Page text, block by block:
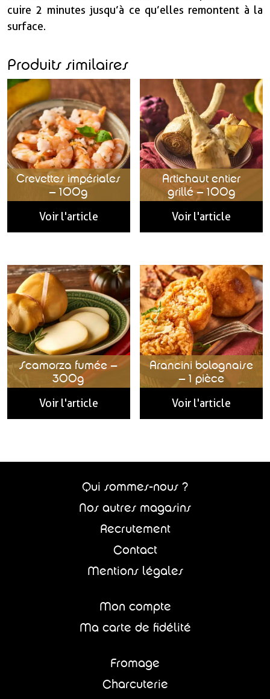
cuire 2 minutes jusqu’à ce qu’elles remontent à la
surface.
Produits similaires
Crevettes impériales
– 100g
Voir l'article
Artichaut entier
grillé – 100g
Voir l'article
Scamorza fumée –
300g
Voir l'article
Arancini bolognaise
– 1 pièce
Voir l'article
Qui sommes-nous ?
Nos autres magasins
Recrutement
Contact
Mentions légales
Mon compte
Ma carte de fidélité
Fromage
Charcuterie